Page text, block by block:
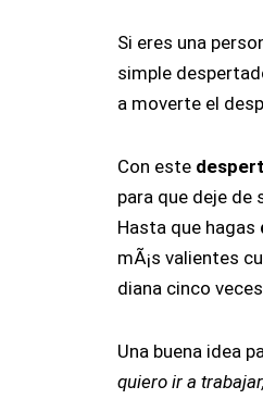
Si eres una
simple
a moverte el
Con este
para que deje de
Hasta que hagas
mÃ¡s valientes
diana cinco
Una buena idea
quiero ir a